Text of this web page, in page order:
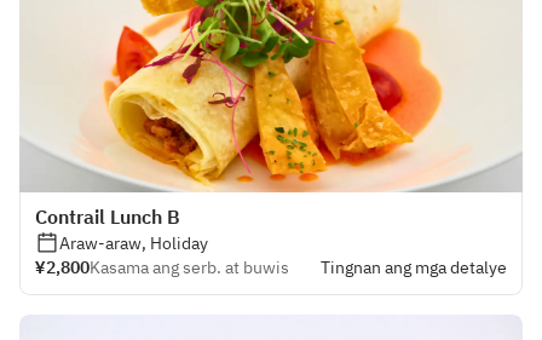
Contrail Lunch B
Araw-araw, Holiday
¥2,800Kasama ang serb. at buwis Tingnan ang mga detalye